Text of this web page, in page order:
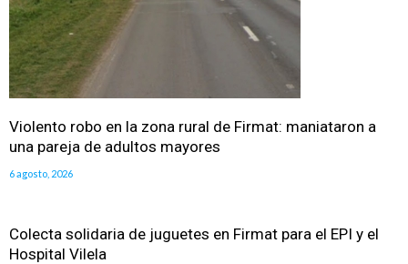
Violento robo en la zona rural de Firmat: maniataron a
una pareja de adultos mayores
6 agosto, 2026
Colecta solidaria de juguetes en Firmat para el EPI y el
Hospital Vilela